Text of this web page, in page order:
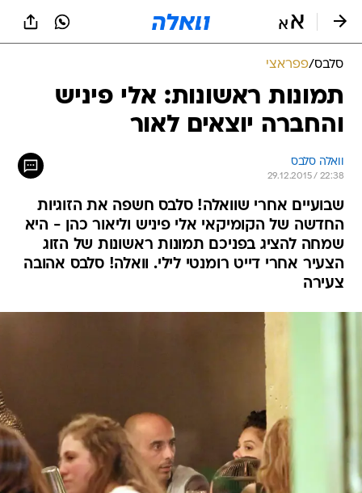
סלבס/פפראצי
תמונות ראשונות: אלי פיניש
והחברה יוצאים לאור
וואלה סלבס
29.12.2015 / 22:38
שבועיים אחרי שוואלה! סלבס חשפה את הזוגיות
החדשה של הקומיקאי אלי פיניש וליאור כהן - היא
שמחה להציג בפניכם תמונות ראשונות של הזוג
הצעיר אחרי דייט רומנטי לילי. וואלה! סלבס אהובה
צעירה